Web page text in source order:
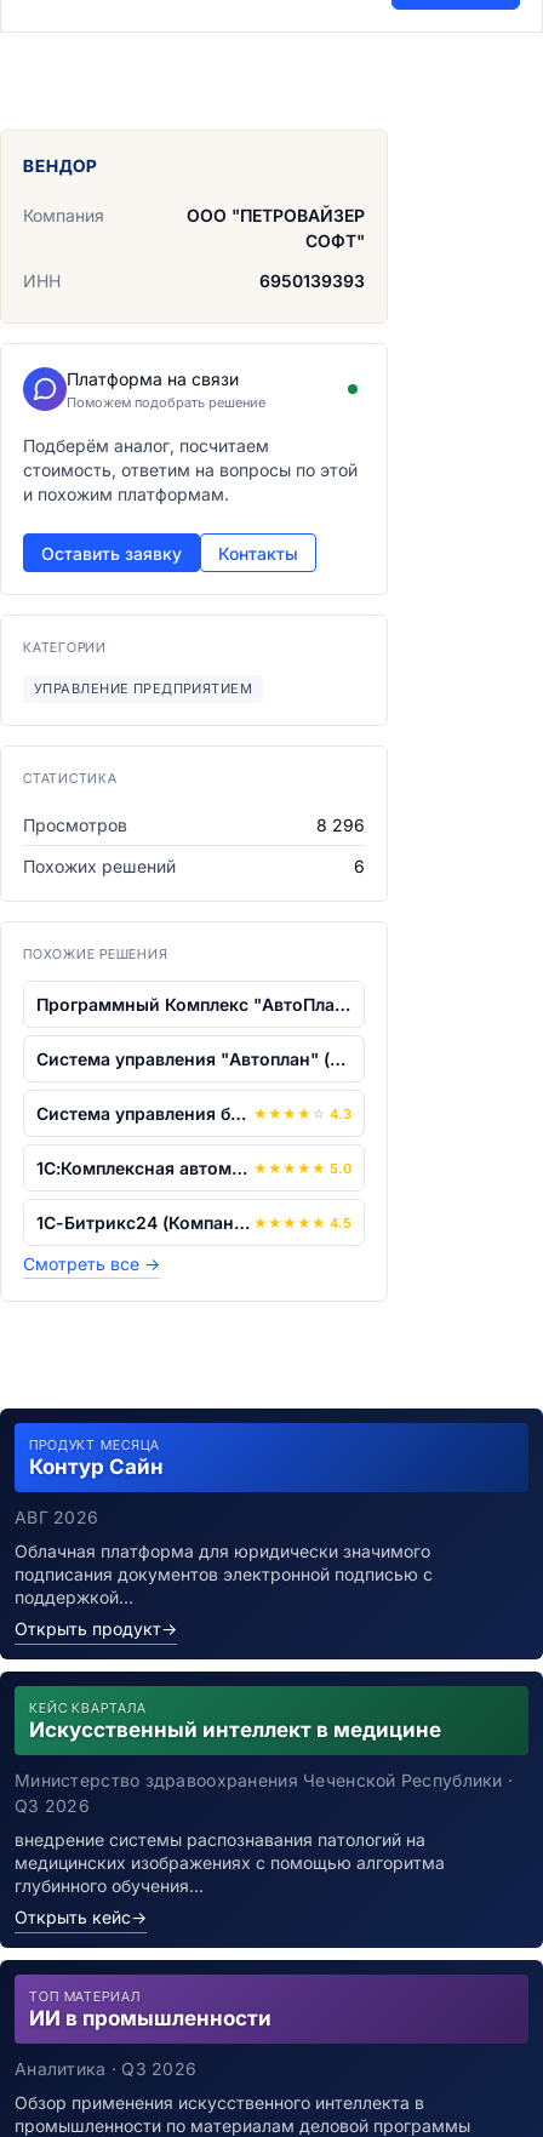
ВЕНДОР
Компания
ООО "ПЕТРОВАЙЗЕР
СОФТ"
ИНН
6950139393
Платформа на связи
Поможем подобрать решение
Подберём аналог, посчитаем
стоимость, ответим на вопросы по этой
и похожим платформам.
Оставить заявку Контакты
КАТЕГОРИИ
УПРАВЛЕНИЕ ПРЕДПРИЯТИЕМ
СТАТИСТИКА
Просмотров
8 296
Похожих решений
6
ПОХОЖИЕ РЕШЕНИЯ
Программный Комплекс "АвтоПлан"
Система управления "Автоплан" (СУ "Авт...
Система управления базами данных «Ред... ★ ★ ★ ★ ☆ 4.3
1С:Комплексная автоматизация 8 ★ ★ ★ ★ ★ 5.0
1С-Битрикс24 (Компания) ★ ★ ★ ★ ★ 4.5
Смотреть все →
ПРОДУКТ МЕСЯЦА
Контур Сайн
АВГ 2026
Облачная платформа для юридически значимого
подписания документов электронной подписью с
поддержкой…
Открыть продукт→
КЕЙС КВАРТАЛА
Искусственный интеллект в медицине
Министерство здравоохранения Чеченской Республики ·
Q3 2026
внедрение системы распознавания патологий на
медицинских изображениях с помощью алгоритма
глубинного обучения…
Открыть кейс→
ТОП МАТЕРИАЛ
ИИ в промышленности
Аналитика · Q3 2026
Обзор применения искусственного интеллекта в
промышленности по материалам деловой программы